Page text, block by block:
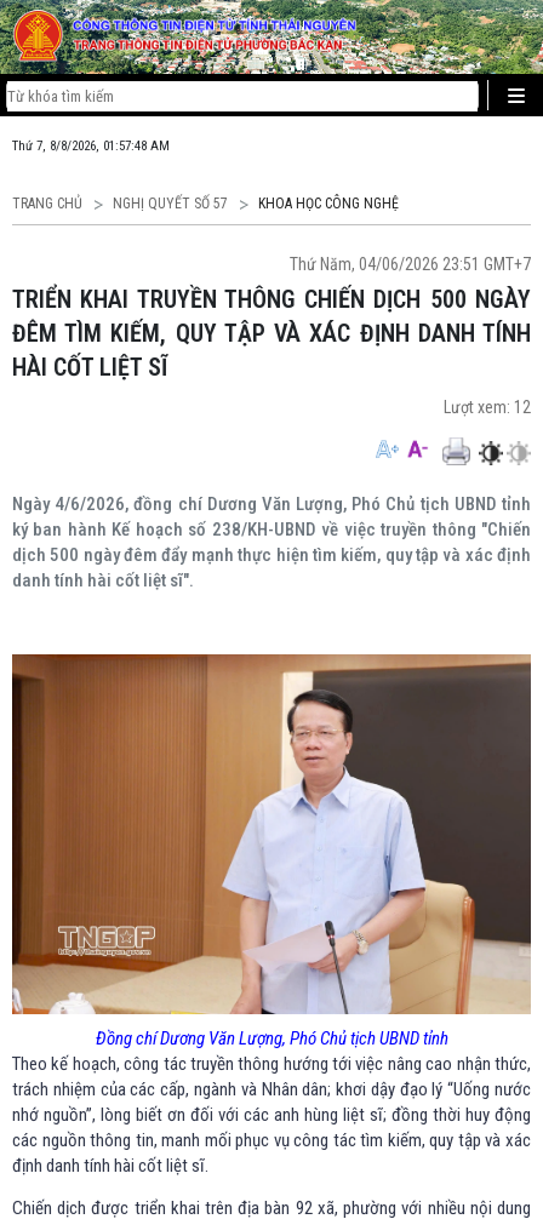
Thứ 7, 8/8/2026, 01:57:48 AM
TRANG CHỦ NGHỊ QUYẾT SỐ 57 KHOA HỌC CÔNG NGHỆ
Thứ Năm, 04/06/2026 23:51 GMT+7
TRIỂN KHAI TRUYỀN THÔNG CHIẾN DỊCH 500 NGÀY
ĐÊM TÌM KIẾM, QUY TẬP VÀ XÁC ĐỊNH DANH TÍNH
HÀI CỐT LIỆT SĨ
Lượt xem: 12
Ngày 4/6/2026, đồng chí Dương Văn Lượng, Phó Chủ tịch UBND tỉnh
ký ban hành Kế hoạch số 238/KH-UBND về việc truyền thông "Chiến
dịch 500 ngày đêm đẩy mạnh thực hiện tìm kiếm, quy tập và xác định
danh tính hài cốt liệt sĩ".
Đồng chí Dương Văn Lượng, Phó Chủ tịch UBND tỉnh
Theo kế hoạch, công tác truyền thông hướng tới việc nâng cao nhận thức,
trách nhiệm của các cấp, ngành và Nhân dân; khơi dậy đạo lý “Uống nước
nhớ nguồn”, lòng biết ơn đối với các anh hùng liệt sĩ; đồng thời huy động
các nguồn thông tin, manh mối phục vụ công tác tìm kiếm, quy tập và xác
định danh tính hài cốt liệt sĩ.
Chiến dịch được triển khai trên địa bàn 92 xã, phường với nhiều nội dung